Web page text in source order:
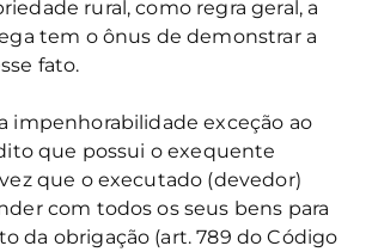
rural, como regra geral, a
tem o ônus de demonstrar a
fato.
impenhorabilidade exceção ao
que possui o exequente
que o executado (devedor)
com todos os seus bens para
da obrigação (art. 789 do Código